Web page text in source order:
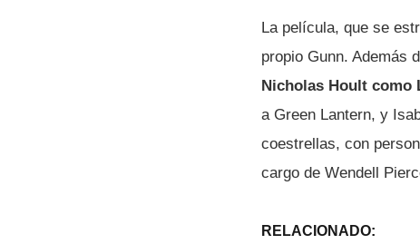
La película, que se
propio Gunn. Además
Nicholas Hoult como
a Green Lantern, y
coestrellas, con
cargo de Wendell
RELACIONADO: